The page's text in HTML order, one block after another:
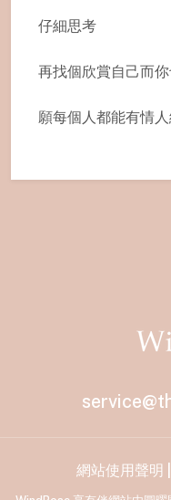
仔細思考
再找個欣賞自己而你
願每個人都能有情
網站使用聲明